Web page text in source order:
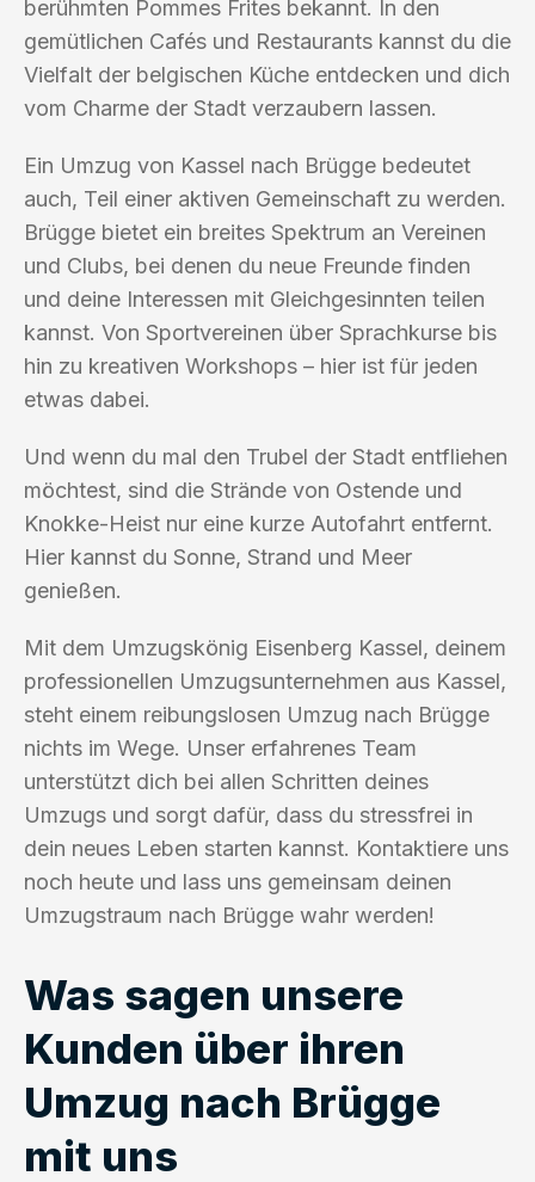
berühmten Pommes Frites bekannt. In den
gemütlichen Cafés und Restaurants kannst du die
Vielfalt der belgischen Küche entdecken und dich
vom Charme der Stadt verzaubern lassen.
Ein Umzug von Kassel nach Brügge bedeutet
auch, Teil einer aktiven Gemeinschaft zu werden.
Brügge bietet ein breites Spektrum an Vereinen
und Clubs, bei denen du neue Freunde finden
und deine Interessen mit Gleichgesinnten teilen
kannst. Von Sportvereinen über Sprachkurse bis
hin zu kreativen Workshops – hier ist für jeden
etwas dabei.
Und wenn du mal den Trubel der Stadt entfliehen
möchtest, sind die Strände von Ostende und
Knokke-Heist nur eine kurze Autofahrt entfernt.
Hier kannst du Sonne, Strand und Meer
genießen.
Mit dem Umzugskönig Eisenberg Kassel, deinem
professionellen Umzugsunternehmen aus Kassel,
steht einem reibungslosen Umzug nach Brügge
nichts im Wege. Unser erfahrenes Team
unterstützt dich bei allen Schritten deines
Umzugs und sorgt dafür, dass du stressfrei in
dein neues Leben starten kannst. Kontaktiere uns
noch heute und lass uns gemeinsam deinen
Umzugstraum nach Brügge wahr werden!
Was sagen unsere
Kunden über ihren
Umzug nach Brügge
mit uns